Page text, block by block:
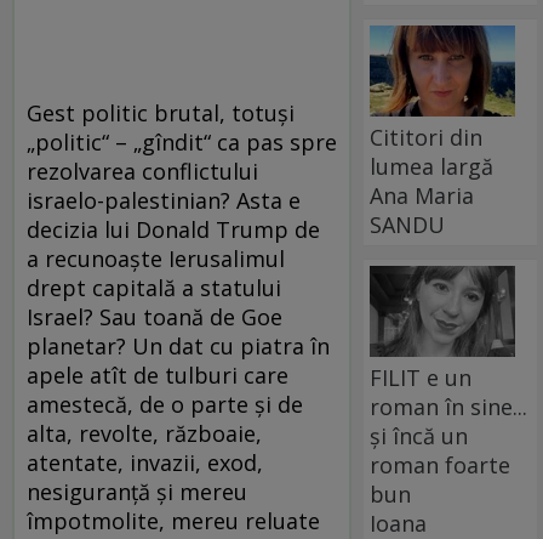
Gest politic brutal, totuşi
„politic“ – „gîndit“ ca pas spre
rezolvarea conflictului
israelo-palestinian? Asta e
decizia lui Donald Trump de
a recunoaşte Ierusalimul
drept capitală a statului
Israel? Sau toană de Goe
planetar? Un dat cu piatra în
apele atît de tulburi care
amestecă, de o parte şi de
alta, revolte, războaie,
atentate, invazii, exod,
nesiguranţă şi mereu
împotmolite, mereu reluate
Cititori din
lumea largă
Ana Maria
SANDU
FILIT e un
roman în sine...
și încă un
roman foarte
bun
Ioana